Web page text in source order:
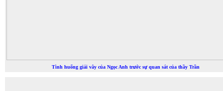
Tình huống giải vây của Ngọc Anh trước sự quan sát của thầy Trần